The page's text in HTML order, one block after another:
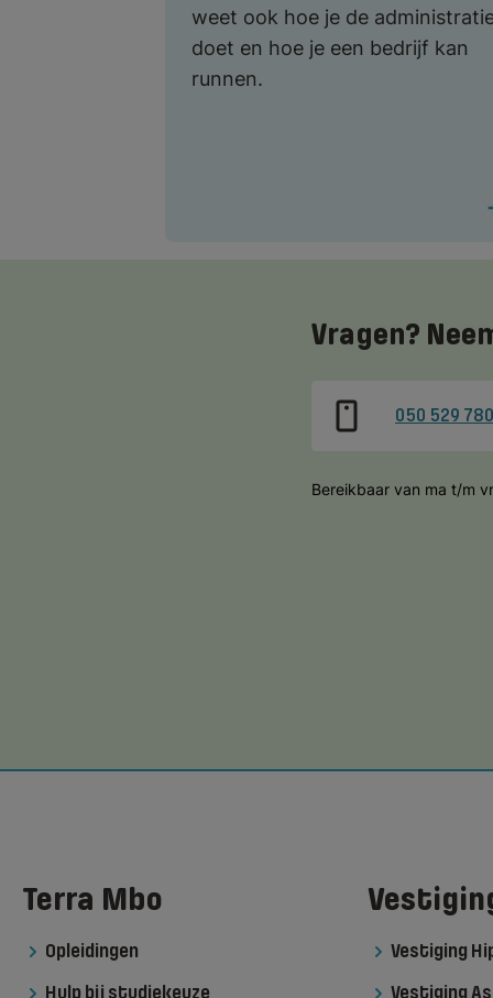
weet ook hoe je de
doet en hoe je een bedrijf kan
runnen.
Vragen?
050 529
Bereikbaar van ma t/m
Terra Mbo
Opleidingen
Hulp bij studiekeuze
Vestiging
Vestiging